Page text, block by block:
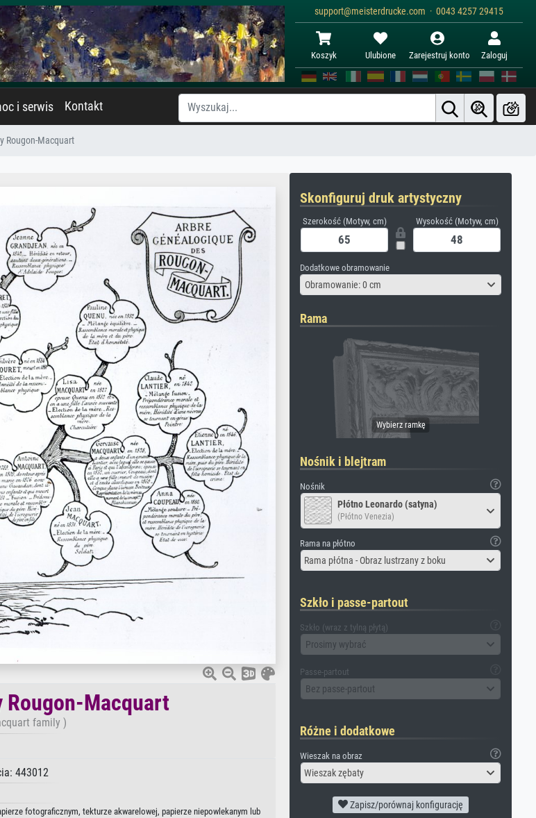
support@meisterdrucke.com · 0043 4257 29415
Koszyk Ulubione Zarejestruj konto Zaloguj
i serwis Kontakt
Rougon-Macquart
Rougon-Macquart
family )
443012
fotograficznym, tekturze akwarelowej, papierze niepowlekanym lub
Skonfiguruj druk artystyczny
Szerokość (Motyw, cm) Wysokość (Motyw, cm)
Dodatkowe obramowanie
Obramowanie: 0 cm
Rama
Nośnik i blejtram
Nośnik
Płótno Leonardo (satyna)
(Płótno Venezia)
Rama na płótno
Rama płótna - Obraz lustrzany z boku
Szkło i passe-partout
Szkło (wraz z tylną płytą)
Prosimy wybrać
Passe-partout
Bez passe-partout
Różne i dodatkowe
Wieszak na obraz
Wieszak zębaty
Zapisz/porównaj konfigurację